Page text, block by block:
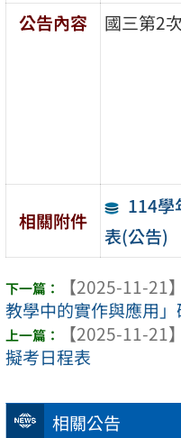
相關公告
公告內容
國三第2
相關附件
114學
表(公告)
【2025-11-21】
教學中的實作與應用」
【2025-11-21】
擬考日程表